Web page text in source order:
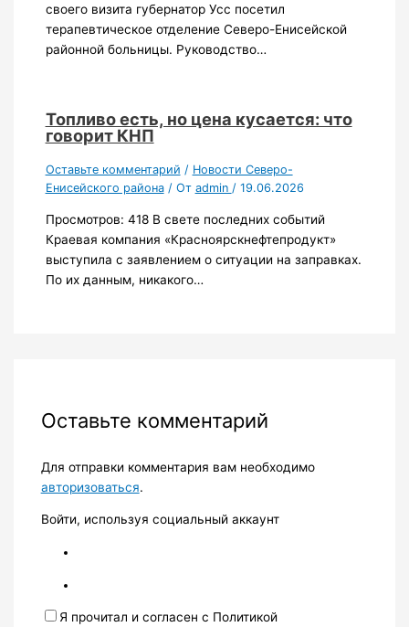
своего визита губернатор Усс посетил
терапевтическое отделение Северо-Енисейской
районной больницы. Руководство…
Топливо есть, но цена кусается: что
говорит КНП
Оставьте комментарий / Новости Северо-
Енисейского района/ От admin / 19.06.2026
Просмотров: 418 В свете последних событий
Краевая компания «Красноярскнефтепродукт»
выступила с заявлением о ситуации на заправках.
По их данным, никакого…
Оставьте комментарий
Для отправки комментария вам необходимо
авторизоваться.
Войти, используя социальный аккаунт
Я прочитал и согласен с Политикой